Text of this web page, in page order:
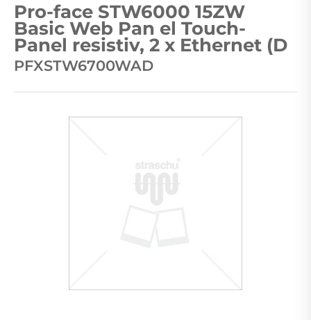
Pro-face STW6000 15ZW
Basic Web Pan el Touch-
Panel resistiv, 2 x Ethernet (D
PFXSTW6700WAD